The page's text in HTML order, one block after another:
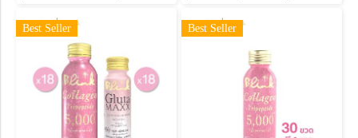
Best Seller Best Seller